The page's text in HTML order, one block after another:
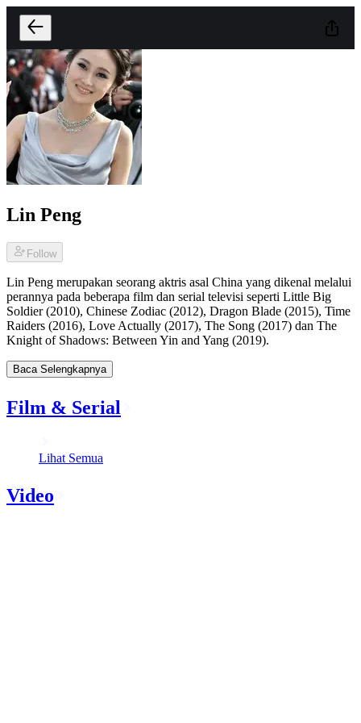
Lin Peng
Follow
Lin Peng merupakan seorang aktris asal China yang dikenal melalui
perannya pada beberapa film dan serial televisi seperti Little Big
Soldier (2010), Chinese Zodiac (2012), Dragon Blade (2015), Time
Raiders (2016), Love Actually (2017), The Song (2017) dan The
Knight of Shadows: Between Yin and Yang (2019).
Baca Selengkapnya
Film & Serial
Lihat Semua
Video